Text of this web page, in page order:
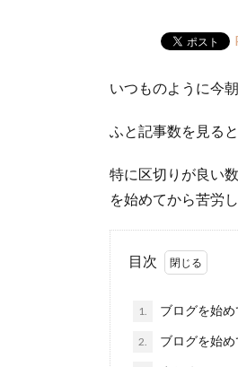
いつものように今
ふと記事数を見る
特に区切りが良い
を始めてから苦労
目次
1. ブログを始
2. ブログを始